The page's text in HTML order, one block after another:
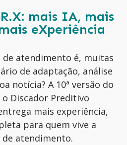
mais IA, mais
eXperiência
de atendimento é, muitas
de adaptação, análise
notícia? A 10ª versão do
o Discador Preditivo
mais experiência,
para quem vive a
atendimento.